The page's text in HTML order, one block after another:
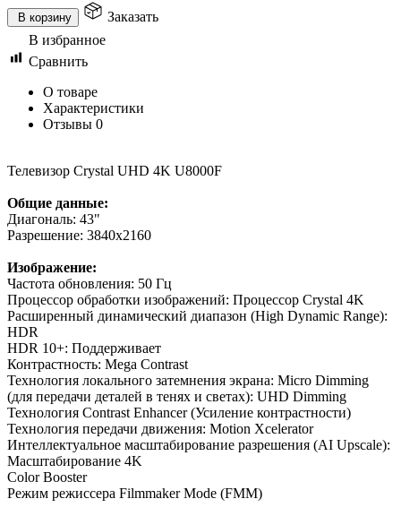
В корзину
Заказать
В избранное
Сравнить
О товаре
Характеристики
Отзывы 0
Телевизор Crystal UHD 4K U8000F
Общие данные:
Диагональ: 43"
Разрешение: 3840x2160
Изображение:
Частота обновления: 50 Гц
Процессор обработки изображений: Процессор Crystal 4K
Расширенный динамический диапазон (High Dynamic Range):
HDR
HDR 10+: Поддерживает
Контрастность: Mega Contrast
Технология локального затемнения экрана: Micro Dimming
(для передачи деталей в тенях и светах): UHD Dimming
Технология Contrast Enhancer (Усиление контрастности)
Технология передачи движения: Motion Xcelerator
Интеллектуальное масштабирование разрешения (AI Upscale):
Масштабирование 4K
Color Booster
Режим режиссера Filmmaker Mode (FMM)